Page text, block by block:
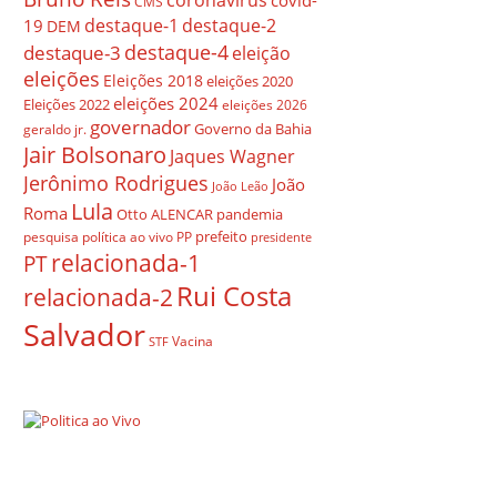
19 DEM destaque-1 destaque-2
destaque-3 destaque-4eleição
eleições Eleições 2018eleições 2020
Eleições 2022eleições 2024 eleições 2026
geraldo jr. governadorGoverno da Bahia
Jair Bolsonaro Jaques Wagner
Jerônimo Rodrigues João Leão João
Roma Lula Otto ALENCAR pandemia
pesquisa política ao vivo PP prefeito presidente
PTrelacionada-1
relacionada-2 Rui Costa
Salvador STF Vacina